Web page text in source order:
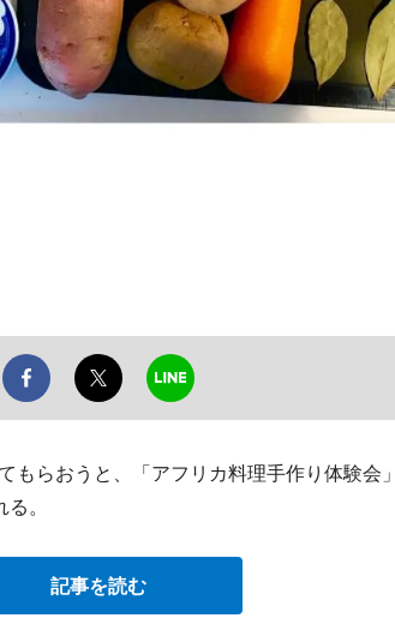
もらおうと、「アフリカ料理手作り体験会
。
記事を読む